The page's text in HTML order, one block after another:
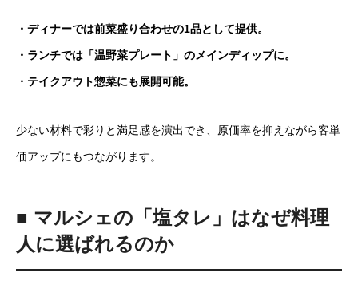
・ディナーでは前菜盛り合わせの1品として提供。
・ランチでは「温野菜プレート」のメインディップに。
・テイクアウト惣菜にも展開可能。
少ない材料で彩りと満足感を演出でき、原価率を抑えながら客単
価アップにもつながります。
■ マルシェの「塩タレ」はなぜ料理
人に選ばれるのか